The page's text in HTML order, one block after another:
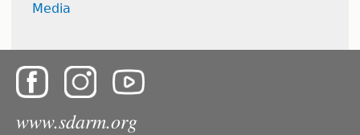
Media
www.sdarm.org